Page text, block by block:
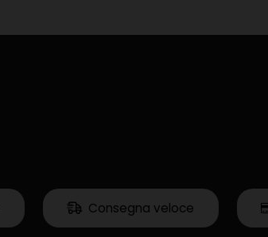
Consegna veloce